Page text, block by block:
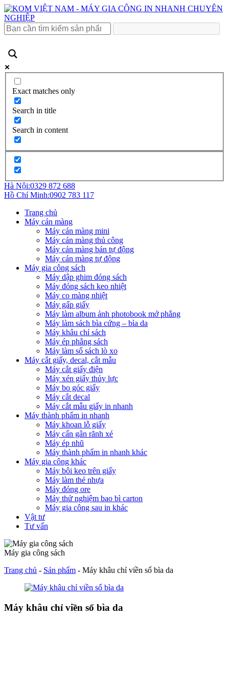
Exact matches only
Search in title
Search in content
Hà Nội:0329 872 688
Hồ Chí Minh:0902 783 117
Trang chủ
Máy cán màng
Máy cán màng mini
Máy cán màng thủ công
Máy cán màng bán tự động
Máy cán màng tự động
Máy gia công sách
Máy dập ghim đóng sách
Máy đóng sách keo nhiệt
Máy co màng nhiệt
Máy gấp giấy
Máy làm album ảnh photobook mở phẳng
Máy làm sách bìa cứng – bìa da
Máy khâu chỉ sách
Máy ép phẳng sách
Máy làm sổ sách lò xo
Máy cắt giấy, decal, cắt mẫu
Máy cắt giấy điện
Máy xén giấy thủy lực
Máy bo góc giấy
Máy cắt decal
Máy cắt mẫu giấy in nhanh
Máy thành phẩm in nhanh
Máy khoan lỗ giấy
Máy cấn gân rãnh xé
Máy ép nhũ
Máy thành phẩm in nhanh khác
Máy gia công khác
Máy bôi keo trên giấy
Máy làm thẻ nhựa
Máy đóng ore
Máy thử nghiệm bao bì carton
Máy gia công sau in khác
Vật tư
Tư vấn
Máy gia công sách
Trang chủ - Sản phẩm - Máy khâu chỉ viền sổ bìa da
Máy khâu chỉ viền sổ bìa da